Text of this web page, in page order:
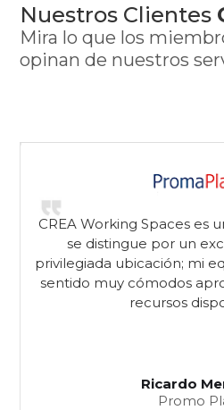
Nuestros Clientes
Mira lo que los
opinan de nuestros
CREA Working Spaces es
se distingue por un
privilegiada ubicación; mi
sentido muy cómodos
recursos
Ricardo
Promo